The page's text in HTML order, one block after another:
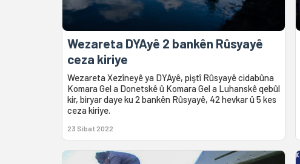
Wezareta DYAyê 2 bankên Rûsyayê
ceza kiriye
Wezareta Xezîneyê ya DYAyê, piştî Rûsyayê cidabûna
Komara Gel a Donetskê û Komara Gel a Luhanskê qebûl
kir, biryar daye ku 2 bankên Rûsyayê, 42 hevkar û 5 kes
ceza kiriye.
23 Sibat 2022